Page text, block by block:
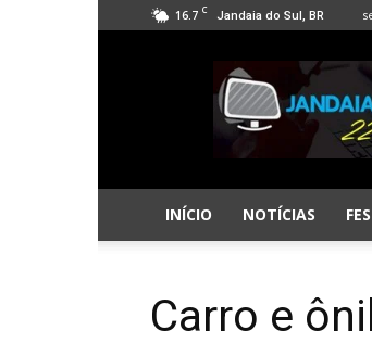
16.7 C Jandaia do Sul, BR
Jandaia
Online
INÍCIO NOTÍCIAS
Carro e